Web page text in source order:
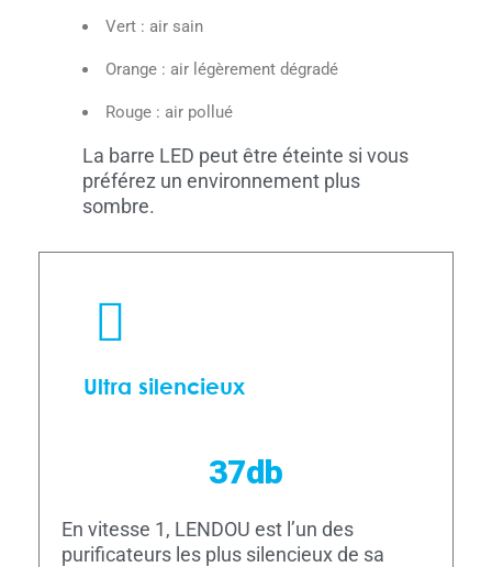
Vert : air sain
Orange : air légèrement dégradé
Rouge : air pollué
La barre LED peut être éteinte si vous
préférez un environnement plus
sombre.
Ultra silencieux
37db
En vitesse 1, LENDOU est l’un des
purificateurs les plus silencieux de sa